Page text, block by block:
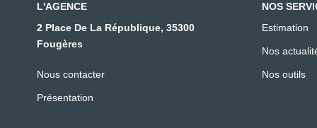
L'AGENCE
2 Place De La République, 35300
Fougères
Nous contacter
Présentation
NOS
Estimation
Nos
Nos outils